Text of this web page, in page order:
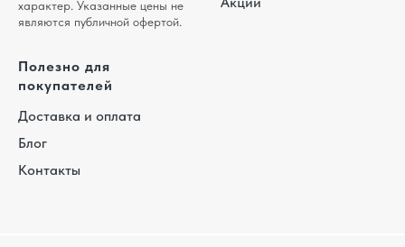
характер. Указанные цены не
являются публичной офертой.
Полезно для
покупателей
Доставка и оплата
Блог
Контакты